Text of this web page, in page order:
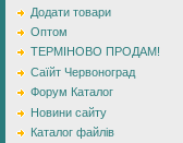
Додати товари
Оптом
ТЕРМІНОВО ПРОДАМ!
Саїйт Червоноград
Форум Каталог
Новини сайту
Каталог файлів